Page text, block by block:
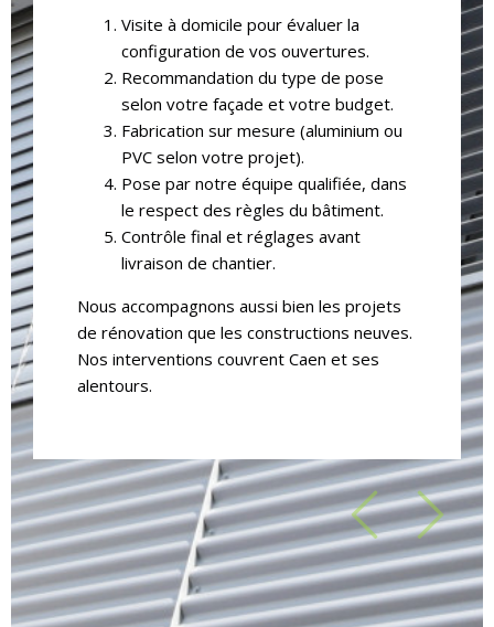
Visite à domicile pour évaluer la
configuration de vos ouvertures.
Recommandation du type de pose
selon votre façade et votre budget.
Fabrication sur mesure (aluminium ou
PVC selon votre projet).
Pose par notre équipe qualifiée, dans
le respect des règles du bâtiment.
Contrôle final et réglages avant
livraison de chantier.
Nous accompagnons aussi bien les projets
de rénovation que les constructions neuves.
Nos interventions couvrent Caen et ses
alentours.
Pour les façades
contemporaines ou
rénovées
Le volet roulant avec coffre intégré ou sous
linteau discret convient parfaitement. La
façade reste épurée, sans éléments
saillants. Les teintes disponibles, du blanc
pur au gris anthracite, permettent de
l'assortir à vos fenêtres à Caen
rendu homogène et soigné.
Dans les deux
cas, nous proposons des produits sur
mesure : dimensions, coloris, matériaux.
Volet roulant, battant ou rénovation
complète des menuiseries : notre équipe
intervient à Caen et dans le Calvados. Vous
pensez aussi à changer votre
? On peut tout regrouper
dans un seul devis. Contactez-nous via notre
formulaire de contact
pour une étude
gratuite et sans engagement, directement